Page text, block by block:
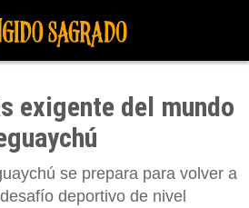
exigente del mundo
se prepara para volver a
deportivo de nivel